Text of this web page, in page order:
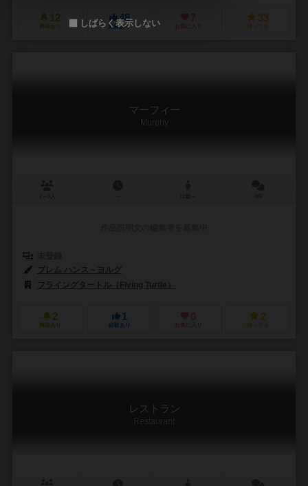
12
興味あり
48
経験あり
7
お気に入り
33
持ってる
マーフィー
Murphy
ブレム ハンス－ヨルグ
フライングタートル（Flying Turtle）
2
興味あり
1
経験あり
0
お気に入り
2
持ってる
レストラン
Restaurant
しばらく表示しない